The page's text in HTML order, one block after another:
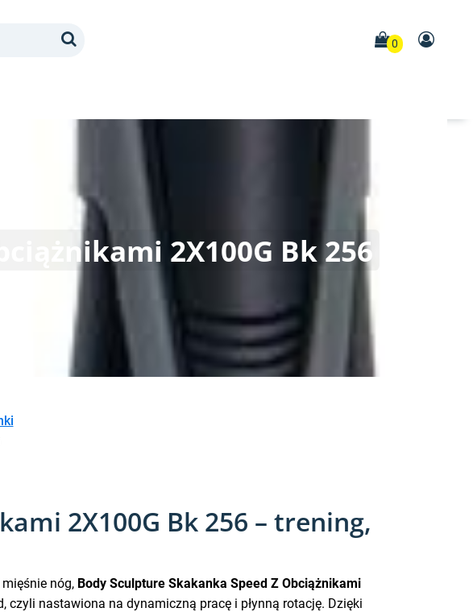
0
2X100G Bk 256
2X100G Bk 256 – trening,
nóg, Body Sculpture Skakanka Speed Z Obciążnikami
nastawiona na dynamiczną pracę i płynną rotację. Dzięki